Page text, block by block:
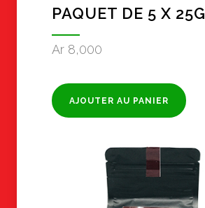
PAQUET DE 5 X 25G
Ar 8,000
AJOUTER AU PANIER